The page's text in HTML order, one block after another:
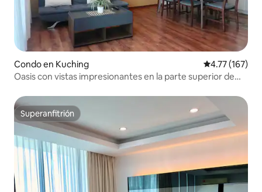
Condo en Kuching Calificación
4.77 (167)
Oasis con vistas impresionantes en la parte superior de
Superanfitrión
Superanfitrión